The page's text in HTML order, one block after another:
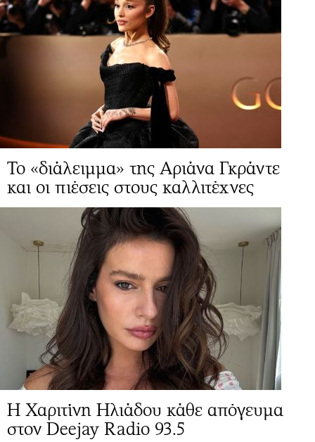
Το «διάλειμμα» της Αριάνα Γκράντε
και οι πιέσεις στους καλλιτέχνες
Η Χαριτίνη Ηλιάδου κάθε απόγευμα
στον Deejay Radio 93.5